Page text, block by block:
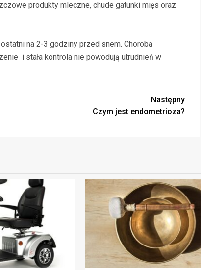
produkty mleczne, chude gatunki mięs oraz
na 2-3 godziny przed snem. Choroba
i stała kontrola nie powodują utrudnień w
Następny
Czym jest endometrioza?